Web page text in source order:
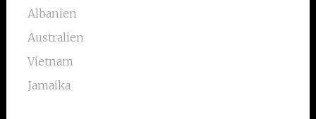
Albanien
Australien
Vietnam
Jamaika